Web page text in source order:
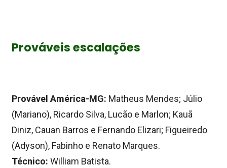
Prováveis escalações
Provável América-MG: Matheus Mendes; Júlio
(Mariano), Ricardo Silva, Lucão e Marlon; Kauã
Diniz, Cauan Barros e Fernando Elizari; Figueiredo
(Adyson), Fabinho e Renato Marques.
Técnico: William Batista.